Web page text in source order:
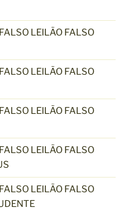
LEILÃO FALSO
LEILÃO FALSO
LEILÃO FALSO
LEILÃO FALSO
LEILÃO FALSO